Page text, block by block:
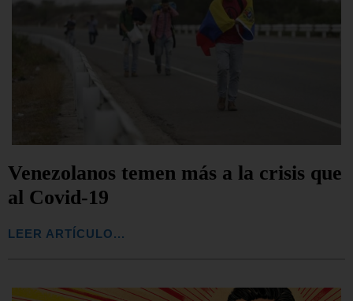
Venezolanos temen más a la crisis que
al Covid-19
LEER ARTÍCULO...